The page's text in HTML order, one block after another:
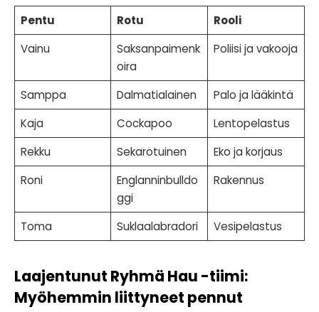
Pentu Rotu
Rooli
Vainu
Saksanpaimenk
oira
Poliisi ja vakooja
Samppa Dalmatialainen
Palo ja lääkintä
Kaja
Cockapoo
Lentopelastus
Rekku
Sekarotuinen
Eko ja korjaus
Roni
Englanninbulldo
ggi
Rakennus
Toma Suklaalabradori Vesipelastus
Laajentunut Ryhmä Hau -tiimi:
Myöhemmin liittyneet pennut